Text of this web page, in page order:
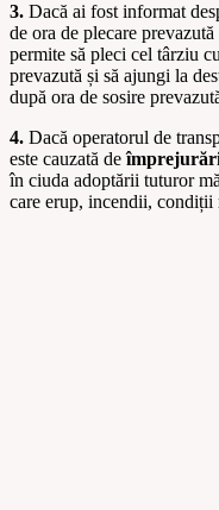
3. Dacă ai fost informat
de ora de plecare
permite să pleci cel târziu
prevazută și să ajungi la
după ora de sosire
4. Dacă operatorul de
este cauzată de
în ciuda adoptării tuturor
care erup, incendii, condiții